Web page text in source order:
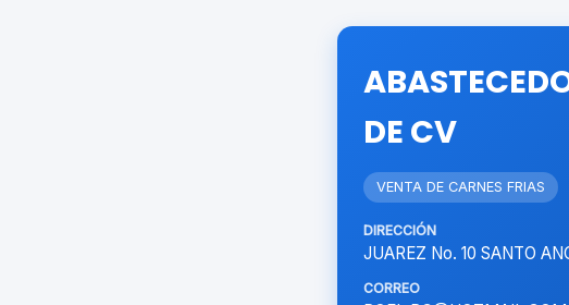
DE CV
VENTA DE CARNES FRIAS
DIRECCIÓN
JUAREZ No. 10 SANTO
CORREO